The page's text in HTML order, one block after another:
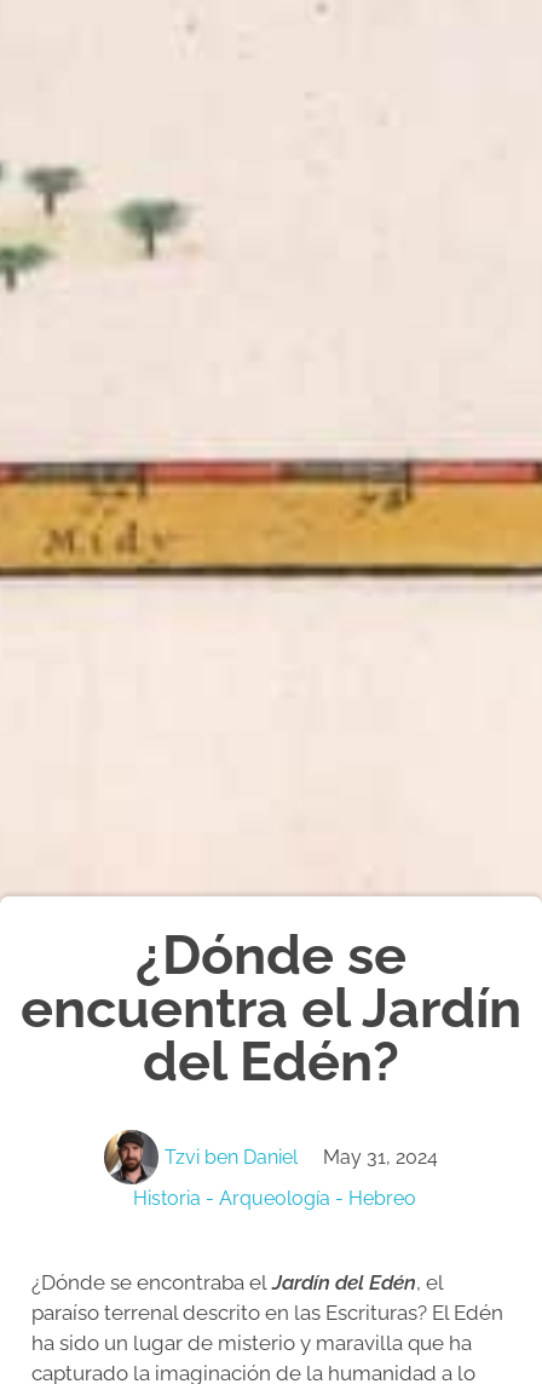
¿Dónde se
encuentra el Jardín
del Edén?
Tzvi ben Daniel
May 31, 2024
Historia - Arqueología - Hebreo
¿Dónde se encontraba elJardín del Edén, el
paraíso terrenal descrito en las Escrituras? El Edén
ha sido un lugar de misterio y maravilla que ha
capturado la imaginación de la humanidad a lo